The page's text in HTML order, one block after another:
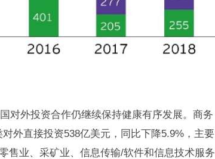
对外投资合作仍继续保持健康有序发展。商务
外直接投资538亿美元，同比下降5.9%，主要
售业、采矿业、信息传输/软件和信息技术服务